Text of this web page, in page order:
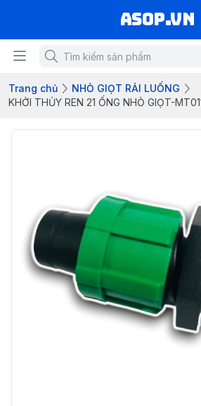
asop.vn
Trang chủ
NHỎ GIỌT RẢI LUỐNG
KHỞI THỦY REN 21 ỐNG NHỎ GIỌT-